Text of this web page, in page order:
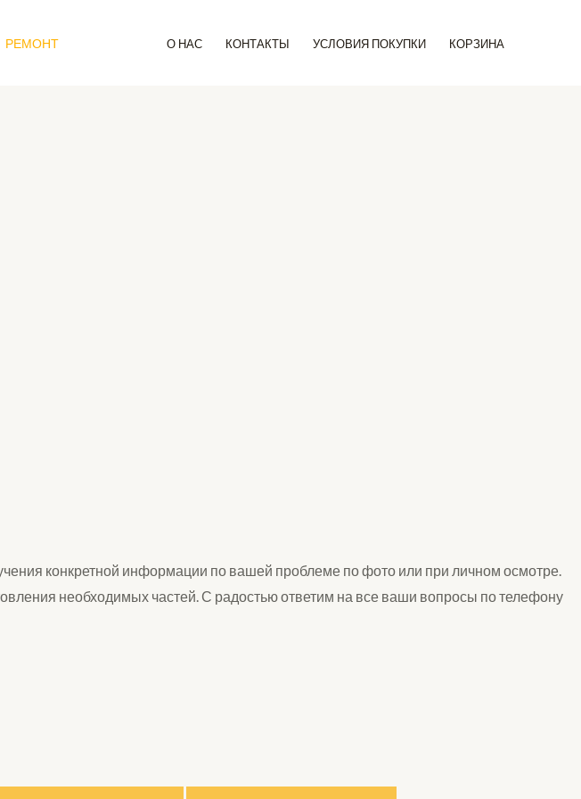
РЕМОНТ О НАС КОНТАКТЫ УСЛОВИЯ ПОКУПКИ КОРЗИНА
конкретной информации по вашей проблеме по фото или при личном осмотре.
необходимых частей. С радостью ответим на все ваши вопросы по телефону